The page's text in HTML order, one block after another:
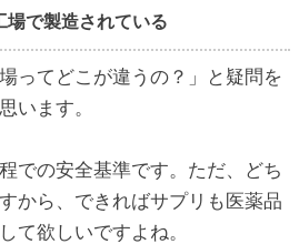
場で製造されている
ってどこが違うの？」と疑問を
います。
での安全基準です。ただ、どち
から、できればサプリも医薬品
て欲しいですよね。